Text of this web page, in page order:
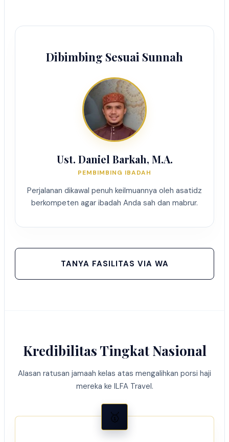
Dibimbing Sesuai Sunnah
Ust. Daniel Barkah, M.A.
PEMBIMBING IBADAH
Perjalanan dikawal penuh keilmuannya oleh asatidz
berkompeten agar ibadah Anda sah dan mabrur.
TANYA FASILITAS VIA WA
Kredibilitas Tingkat Nasional
Alasan ratusan jamaah kelas atas mengalihkan porsi haji
mereka ke ILFA Travel.
🥇